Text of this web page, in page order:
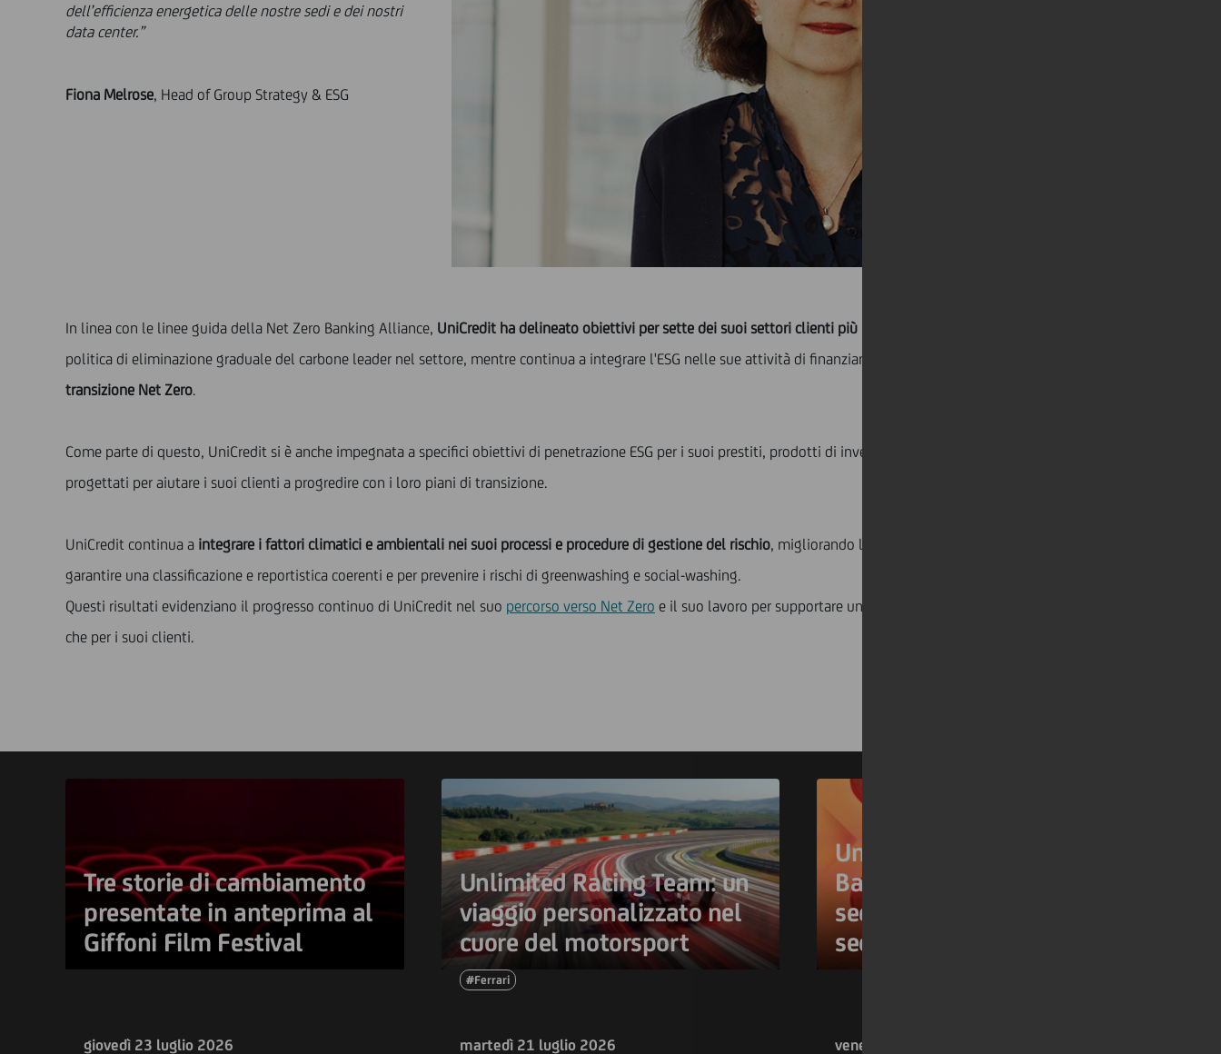
dell’efficienza energetica delle nostre sedi e dei nostri
data center.”
Fiona Melrose, Head of Group Strategy & ESG
In linea con le linee guida della Net Zero Banking Alliance, UniCredit ha delineato obiettivi per sette dei suoi settori clienti più intensivi in termini di carbonio
politica di eliminazione graduale del carbone leader nel settore, mentre continua a integrare l'ESG nelle sue attività di finanziamento e implementare il suo
transizione Net Zero.
Come parte di questo, UniCredit si è anche impegnata a specifici obiettivi di penetrazione ESG per i suoi prestiti, prodotti di investimento e obbligazioni sostenibili, tutti
progettati per aiutare i suoi clienti a progredire con i loro piani di transizione.
UniCredit continua a integrare i fattori climatici e ambientali nei suoi processi e procedure di gestione del rischio, migliorando le sue Linee Guida sui Prodotti ESG per
garantire una classificazione e reportistica coerenti e per prevenire i rischi di greenwashing e social-washing.
Questi risultati evidenziano il progresso continuo di UniCredit nel suo percorso verso Net Zero e il suo lavoro per supportare una transizione giusta ed equa sia per la banca
che per i suoi clienti.
Tre storie di cambiamento
presentate in anteprima al
Giffoni Film Festival
giovedì 23 luglio 2026
Unlimited Racing Team: un
viaggio personalizzato nel
cuore del motorsport
#Ferrari
martedì 21 luglio 2026
UniCredit è la Migliore
Banca d’Europa per il
secondo anno consecutivo
secondo Euromoney
venerdì 17 luglio 2026